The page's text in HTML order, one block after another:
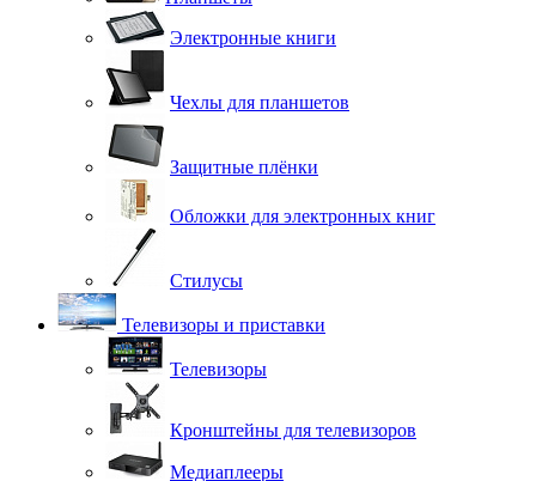
Электронные книги
Чехлы для планшетов
Защитные плёнки
Обложки для электронных книг
Стилусы
Телевизоры и приставки
Телевизоры
Кронштейны для телевизоров
Медиаплееры